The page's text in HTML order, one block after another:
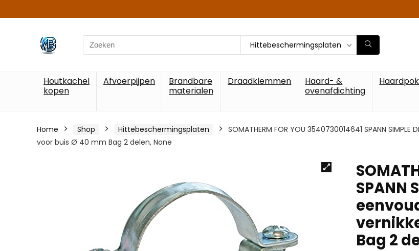
Search
for:
Hittebeschermingsplaten
Houtkachel
kopen
Afvoerpijpen
Brandbare
materialen
Draadklemmen
Haard- &
ovenafdichting
Home Shop Hittebeschermingsplaten
SOMATHERM FOR YOU 3540730014641 SPANN
voor buis Ø 40 mm Bag 2 delen, None
SPANN
Bag 2